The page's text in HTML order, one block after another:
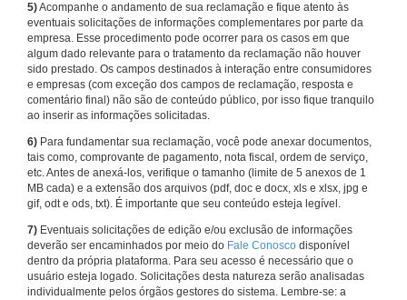
5)Acompanhe o andamento de sua reclamação e fique atento às
eventuais solicitações de informações complementares por parte da
empresa. Esse procedimento pode ocorrer para os casos em que
algum dado relevante para o tratamento da reclamação não houver
sido prestado. Os campos destinados à interação entre consumidores
e empresas (com exceção dos campos de reclamação, resposta e
comentário final) não são de conteúdo público, por isso fique tranquilo
ao inserir as informações solicitadas.
6) Para fundamentar sua reclamação, você pode anexar documentos,
tais como, comprovante de pagamento, nota fiscal, ordem de serviço,
etc. Antes de anexá-los, verifique o tamanho (limite de 5 anexos de 1
MB cada) e a extensão dos arquivos (pdf, doc e docx, xls e xlsx, jpg e
gif, odt e ods, txt). É importante que seu conteúdo esteja legível.
7) Eventuais solicitações de edição e/ou exclusão de informações
deverão ser encaminhados por meio do Fale Conosco disponível
dentro da própria plataforma. Para seu acesso é necessário que o
usuário esteja logado. Solicitações desta natureza serão analisadas
individualmente pelos órgãos gestores do sistema. Lembre-se: a